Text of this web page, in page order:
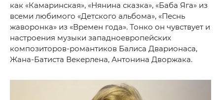
как «Камаринская», «Нянина сказка», «Баба Яга» из
всеми любимого «Детского альбома», «Песнь
жаворонка» из «Времен года». Тонко он чувствует и
настроения музыки западноевропейских
композиторов-романтиков Балиса Дварионаса,
Жана-Батиста Векерлена, Антонина Дворжака.